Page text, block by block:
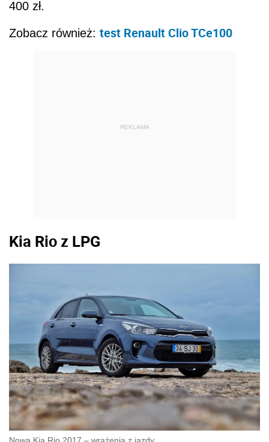
400 zł.
Zobacz również: test Renault Clio TCe100
REKLAMA
Kia Rio z LPG